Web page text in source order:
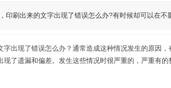
印刷出来的文字出现了错误怎么办?有时候却可以在
字出现了错误怎么办？通常造成这种情况发生的原因
了遗漏和偏差。发生这些情况时很严重的，严重有